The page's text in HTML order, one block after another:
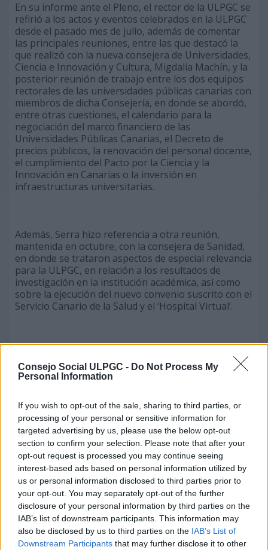
Consejo Social ULPGC - Do Not Process My
Personal Information
If you wish to opt-out of the sale, sharing to third parties, or
processing of your personal or sensitive information for
targeted advertising by us, please use the below opt-out
section to confirm your selection. Please note that after your
opt-out request is processed you may continue seeing
interest-based ads based on personal information utilized by
us or personal information disclosed to third parties prior to
your opt-out. You may separately opt-out of the further
disclosure of your personal information by third parties on the
IAB’s list of downstream participants. This information may
also be disclosed by us to third parties on the IAB’s List of
Downstream Participants that may further disclose it to other
En su informe ante el Pleno, el rector de la ULPGC se
refirió a los actos y eventos celebrados en la ULPGC
desde el pasado mes de julio, además de comentar
las principales reuniones, entre las que destacó la
que realizó con la nueva consejera de Universidades,
Ciencia e Innovación y Cultura, Migdalia Machín, y la
posterior reunión de trabajo entre los dos equipos
rectorales de las universidades públicas canarias con
miembros de dicha Consejería, en donde se abordó,
entre otras cuestiones, el calendario para la
negociación del marco financiero de las
Universidades Públicas Canarias, el Decreto de
precios públicos, la renovación del personal docente,
el cumplimiento del Pacto por la Ciencia y la
Innovación en Canarias o la inversión en
infraestructuras universitarias.
Además, Serra hizo referencia a otra reunión,
mantenida en octubre, con la consejera de Sanidad,
en donde se trataron aspectos de especial relevancia
para la ULPGC, en relación a los resultados de
investigación en la institución académica, así como
sobre la ejecución del nuevo convenio suscrito con el
Servicio Canario de la Salud y el ‘Hospital Virtual’.
Informe del presidente del Consejo Social
Ángel Tristán recordó que en 2018, el Pleno el
Consejo Social aprobó por unanimidad dirigirse al
Ayuntamiento de Las Palmas de Gran Canaria para
poner el nombre de ‘Rector Rubio Royo’, primer
rector de la ULPGC, a la avenida principal del Campus
de Tafira. Una solicitud que, cinco años después,
sigue pendiente de las gestiones de la nueva
Corporación municipal.